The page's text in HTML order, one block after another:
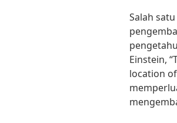
Salah
Einstein,
location